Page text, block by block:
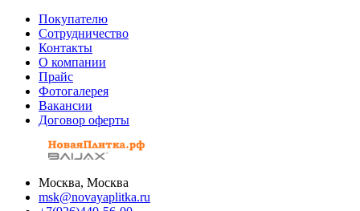
Покупателю
Сотрудничество
Контакты
О компании
Прайс
Фотогалерея
Вакансии
Договор оферты
Москва, Москва
msk@novayaplitka.ru